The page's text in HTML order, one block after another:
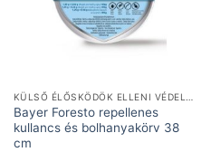
Bayer Foresto repellenes
kullancs és bolhanyakörv 38
cm